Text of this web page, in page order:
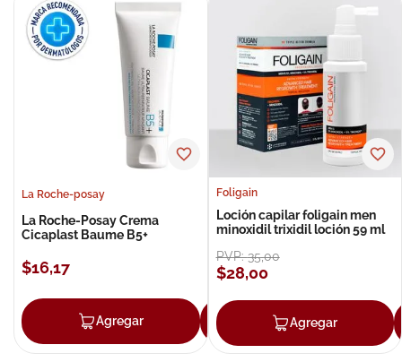
La Roche-posay
La Roche-Posay Crema
Cicaplast Baume B5+
$16,17
Agregar Agregar
Foligain
Loción capilar foligain men
minoxidil trixidil loción 59 ml
PVP:35,00
$28,00
Agregar